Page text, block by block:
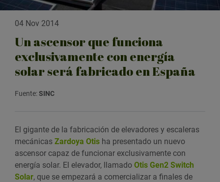
04 Nov 2014
Un ascensor que funciona
exclusivamente con energía
solar será fabricado en España
Fuente:SINC
El gigante de la fabricación de elevadores y escaleras
mecánicas Zardoya Otis ha presentado un nuevo
ascensor capaz de funcionar exclusivamente con
energía solar. El elevador, llamado Otis Gen2 Switch
Solar, que se empezará a comercializar a finales de